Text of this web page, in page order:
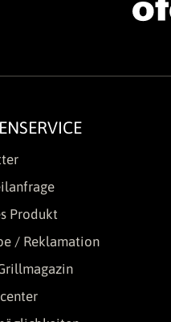
Produkt
/ Reklamation